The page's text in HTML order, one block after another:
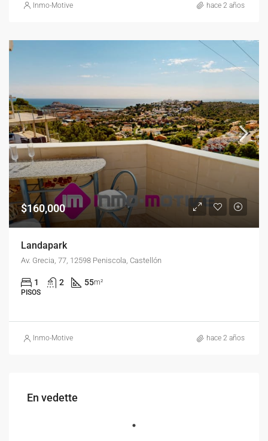
Inmo-Motive hace 2 años
$160,000
Landapark
Av. Grecia, 77, 12598 Peniscola, Castellón
1 2 55m²
PISOS
Inmo-Motive hace 2 años
En vedette